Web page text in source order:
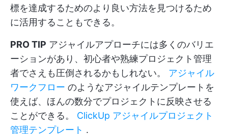
標を達成するためのより良い方法を見つけるため
に活用することもできる。
PRO TIP アジャイルアプローチには多くのバリエ
ーションがあり、初心者や熟練プロジェクト管理
者でさえも圧倒されるかもしれない。 アジャイル
ワークフロー のようなアジャイルテンプレートを
使えば、ほんの数分でプロジェクトに反映させる
ことができる。 ClickUp アジャイルプロジェクト
管理テンプレート .